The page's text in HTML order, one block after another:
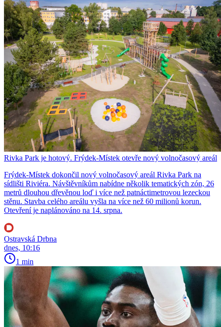
Rivka Park je hotový. Frýdek-Místek otevře nový volnočasový areál
Frýdek-Místek dokončil nový volnočasový areál Rivka Park na
sídlišti Riviéra. Návštěvníkům nabídne několik tematických zón, 26
metrů dlouhou dřevěnou loď i více než patnáctimetrovou lezeckou
stěnu. Stavba celého areálu vyšla na více než 60 milionů korun.
Otevření je naplánováno na 14. srpna.
Ostravská Drbna
dnes, 10:16
1 min